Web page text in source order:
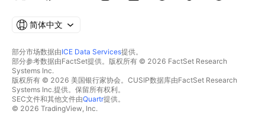
简体中文
部分市场数据由ICE Data Services提供。
部分参考数据由FactSet提供。版权所有 © 2026 FactSet Research
Systems Inc.
版权所有 © 2026 美国银行家协会。CUSIP数据库由FactSet Research
Systems Inc.提供。保留所有权利。
SEC文件和其他文件由Quartr提供。
© 2026 TradingView, Inc.